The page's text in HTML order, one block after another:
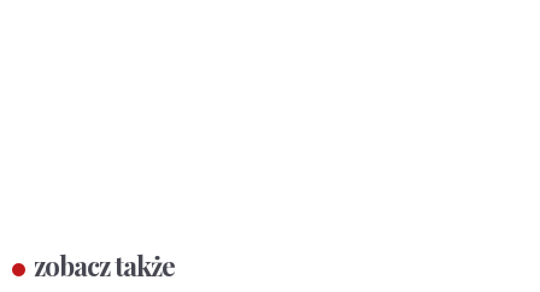
zobacz także